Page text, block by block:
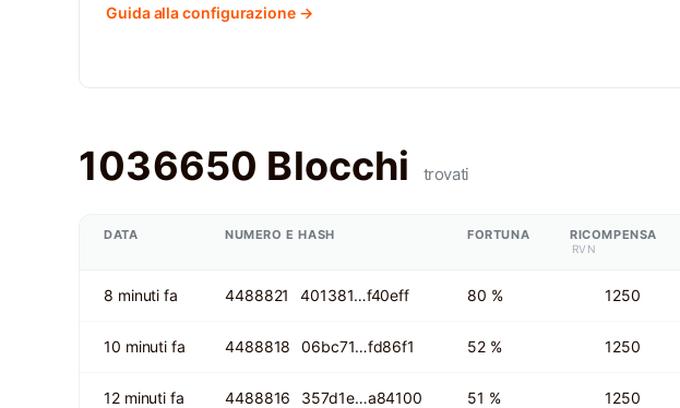
Guida alla configurazione →
1036650 Blocchi trovati
DATA NUMERO E HASH FORTUNA RICOMPENSA
RVN
8 minuti fa 4488821 401381…f40eff 80 % 1250
10 minuti fa 4488818 06bc71…fd86f1 52 % 1250
12 minuti fa 4488816 357d1e…a84100 51 % 1250